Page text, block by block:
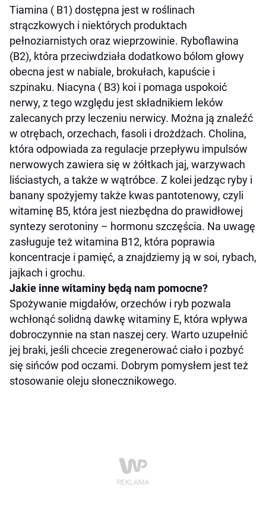
Tiamina ( B1) dostępna jest w roślinach
strączkowych i niektórych produktach
pełnoziarnistych oraz wieprzowinie. Ryboflawina
(B2), która przeciwdziała dodatkowo bólom głowy
obecna jest w nabiale, brokułach, kapuście i
szpinaku. Niacyna ( B3) koi i pomaga uspokoić
nerwy, z tego względu jest składnikiem leków
zalecanych przy leczeniu nerwicy. Można ją znaleźć
w otrębach, orzechach, fasoli i drożdżach. Cholina,
która odpowiada za regulacje przepływu impulsów
nerwowych zawiera się w żółtkach jaj, warzywach
liściastych, a także w wątróbce. Z kolei jedząc ryby i
banany spożyjemy także kwas pantotenowy, czyli
witaminę B5, która jest niezbędna do prawidłowej
syntezy serotoniny – hormonu szczęścia. Na uwagę
zasługuje też witamina B12, która poprawia
koncentracje i pamięć, a znajdziemy ją w soi, rybach,
jajkach i grochu.
Jakie inne witaminy będą nam pomocne?
Spożywanie migdałów, orzechów i ryb pozwala
wchłonąć solidną dawkę witaminy E, która wpływa
dobroczynnie na stan naszej cery. Warto uzupełnić
jej braki, jeśli chcecie zregenerować ciało i pozbyć
się sińców pod oczami. Dobrym pomysłem jest też
stosowanie oleju słonecznikowego.